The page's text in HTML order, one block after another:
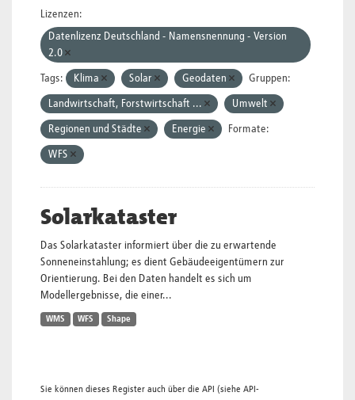
Lizenzen:
Datenlizenz Deutschland - Namensnennung - Version
2.0
Tags: Klima Solar Geodaten Gruppen:
Landwirtschaft, Forstwirtschaft ... Umwelt
Regionen und Städte Energie Formate:
WFS
Solarkataster
Das Solarkataster informiert über die zu erwartende
Sonneneinstahlung; es dient Gebäudeeigentümern zur
Orientierung. Bei den Daten handelt es sich um
Modellergebnisse, die einer...
WMS WFS Shape
Sie können dieses Register auch über die API (siehe API-